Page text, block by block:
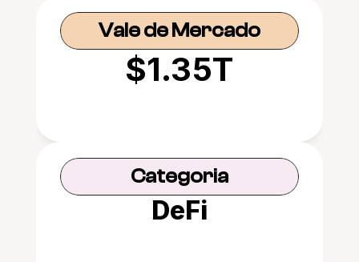
Vale de Mercado
$1.35T
Categoria
DeFi